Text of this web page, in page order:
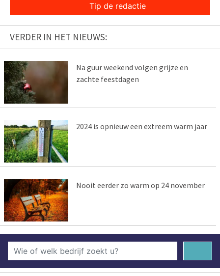
Tip de redactie
VERDER IN HET NIEUWS:
Na guur weekend volgen grijze en
zachte feestdagen
2024 is opnieuw een extreem warm jaar
Nooit eerder zo warm op 24 november